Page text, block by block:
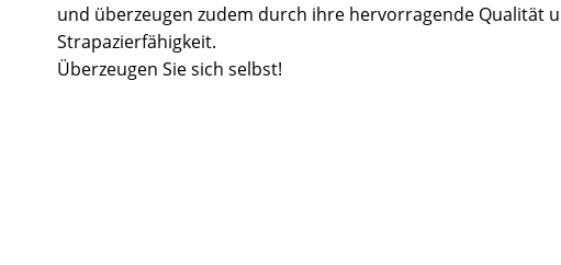
und überzeugen zudem durch ihre hervorragende Qualität
Strapazierfähigkeit.
Überzeugen Sie sich selbst!